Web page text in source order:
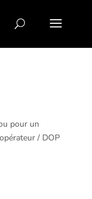
pour un
/ DOP